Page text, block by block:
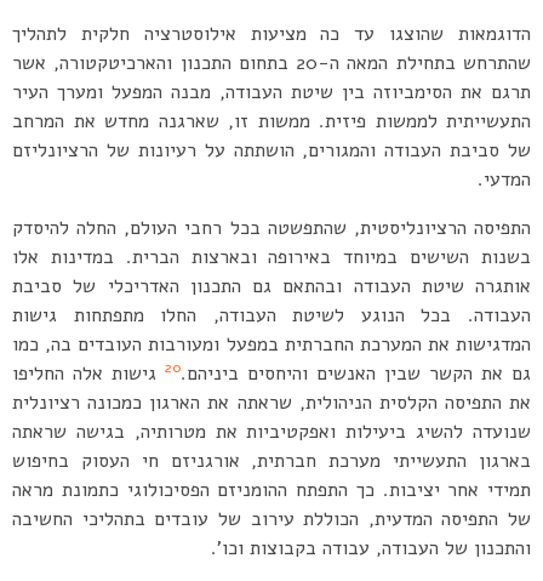
הדוגמאות שהוצגו עד כה מציעות אילוסטרציה חלקית לתהליך
שהתרחש בתחילת המאה ה-20 בתחום התכנון והארכיטקטורה, אשר
תרגם את הסימביוזה בין שיטת העבודה, מבנה המפעל ומערך העיר
התעשייתית לממשות פיזית. ממשות זו, שארגנה מחדש את המרחב
של סביבת העבודה והמגורים, הושתתה על רעיונות של הרציונליזם
המדעי.
התפיסה הרציונליסטית, שהתפשטה בכל רחבי העולם, החלה להיסדק
בשנות השישים במיוחד באירופה ובארצות הברית. במדינות אלו
אותגרה שיטת העבודה ובהתאם גם התכנון האדריכלי של סביבת
העבודה. בכל הנוגע לשיטת העבודה, החלו מתפתחות גישות
המדגישות את המערכת החברתית במפעל ומעורבות העובדים בה, כמו
גם את הקשר שבין האנשים והיחסים ביניהם.20 גישות אלה החליפו
את התפיסה הקלסית הניהולית, שראתה את הארגון כמכונה רציונלית
שנועדה להשיג ביעילות ואפקטיביות את מטרותיה, בגישה שראתה
בארגון התעשייתי מערכת חברתית, אורגניזם חי העסוק בחיפוש
תמידי אחר יציבות. כך התפתח ההומניזם הפסיכולוגי כתמונת מראה
של התפיסה המדעית, הכוללת עירוב של עובדים בתהליכי החשיבה
והתכנון של העבודה, עבודה בקבוצות וכו’.